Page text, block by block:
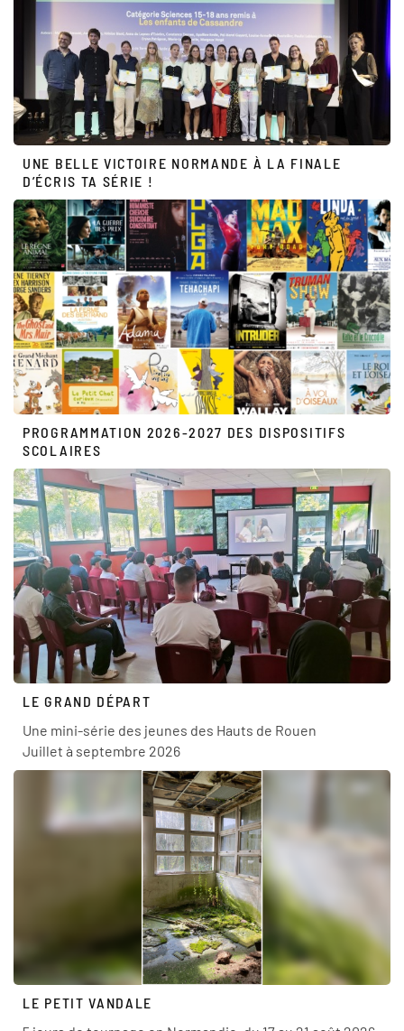
UNE BELLE VICTOIRE NORMANDE À LA FINALE
D’ÉCRIS TA SÉRIE !
PROGRAMMATION 2026-2027 DES DISPOSITIFS
SCOLAIRES
LE GRAND DÉPART
Une mini-série des jeunes des Hauts de Rouen
Juillet à septembre 2026
LE PETIT VANDALE